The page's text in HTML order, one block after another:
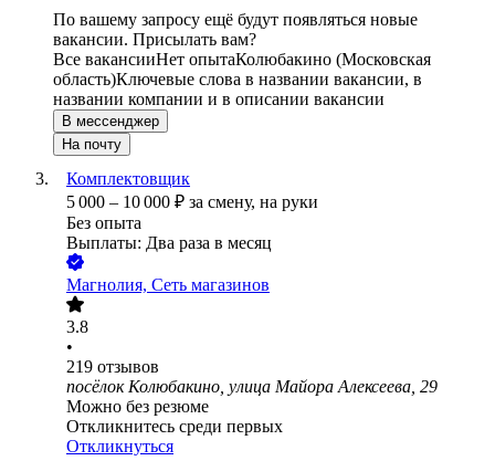
По вашему запросу ещё будут появляться новые
вакансии. Присылать вам?
Все вакансииНет опытаКолюбакино (Московская
область)Ключевые слова в названии вакансии, в
названии компании и в описании вакансии
В мессенджер
На почту
Комплектовщик
5 000 – 10 000 ₽ за смену, на руки
Без опыта
Выплаты: Два раза в месяц
Магнолия, Сеть магазинов
3.8
•
219 отзывов
посёлок Колюбакино, улица Майора Алексеева, 29
Можно без резюме
Откликнитесь среди первых
Откликнуться